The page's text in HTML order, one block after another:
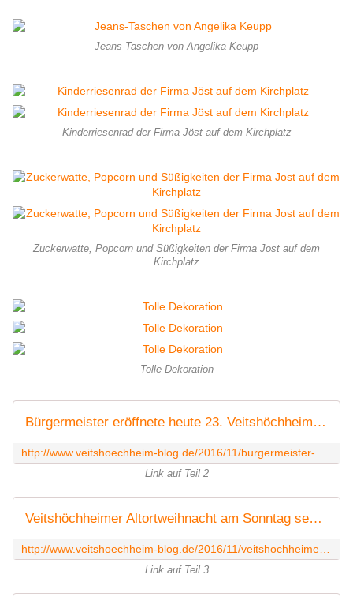
Jeans-Taschen von Angelika Keupp
Kinderriesenrad der Firma Jöst auf dem Kirchplatz
Zuckerwatte, Popcorn und Süßigkeiten der Firma Jost auf dem
Kirchplatz
Tolle Dekoration
Bürgermeister eröffnete heute 23. Veitshöchheimer Altortweihnacht - Teil 2 - Veitshöchheim News
Link auf Teil 2
Veitshöchheimer Altortweihnacht am Sonntag sehr gut besucht - Teil 3 - Veitshöchheim News
Link auf Teil 3